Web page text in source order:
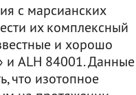
с марсианских
их комплексный
и хорошо
и ALH 84001. Данные
что изотопное